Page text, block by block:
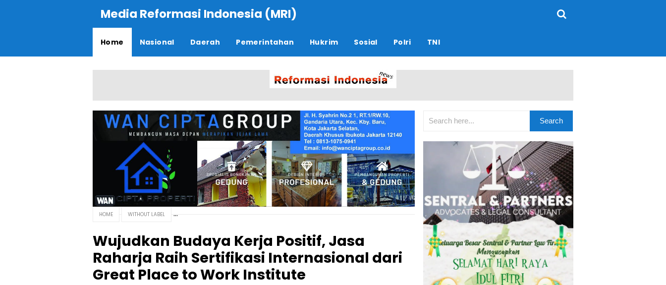
Media Reformasi Indonesia (MRI)
Home Nasional Daerah Pemerintahan Hukrim Sosial Polri TNI
HOME WITHOUT LABEL
Wujudkan Budaya Kerja Positif, Jasa
Raharja Raih Sertifikasi Internasional dari
Great Place to Work Institute